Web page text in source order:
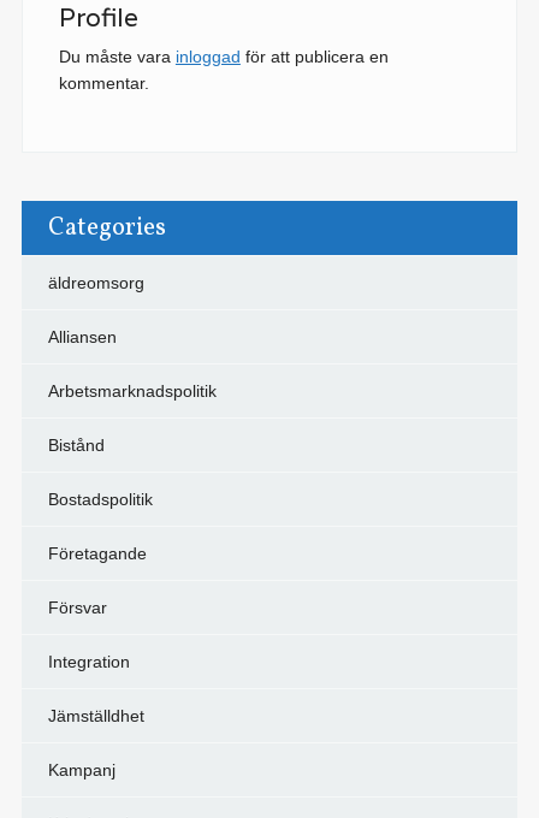
Profile
Du måste vara inloggad för att publicera en
kommentar.
Categories
äldreomsorg
Alliansen
Arbetsmarknadspolitik
Bistånd
Bostadspolitik
Företagande
Försvar
Integration
Jämställdhet
Kampanj